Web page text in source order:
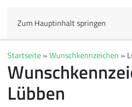
Zum Hauptinhalt springen
Startseite » Wunschkennzeichen »
Lübben